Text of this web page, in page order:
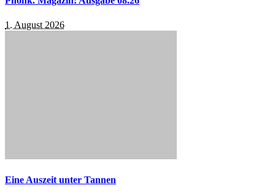
1. August 2026
Eine Auszeit unter Tannen